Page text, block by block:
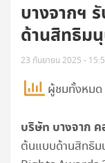
บางจากฯ
ด้านสิทธิม
23 กันยายน 2025 -
ผู้ชมทั้งหมด
บริษัท บางจาก
ต้นแบบด้านสิทธิ